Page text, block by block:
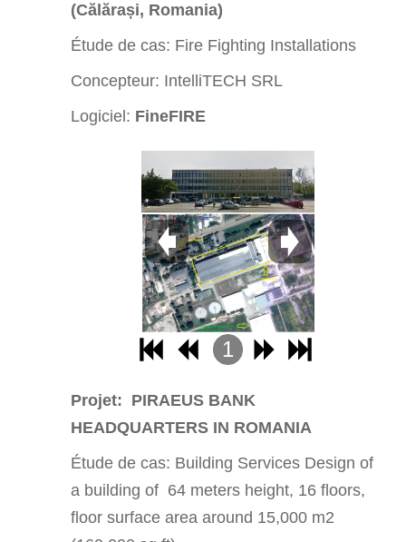
(Călărași, Romania)
Étude de cas: Fire Fighting Installations
Concepteur: IntelliTECH SRL
Logiciel: FineFIRE
1
3
4
Projet: PIRAEUS BANK
HEADQUARTERS IN ROMANIA
Étude de cas: Building Services Design of
a building of 64 meters height, 16 floors,
floor surface area around 15,000 m2